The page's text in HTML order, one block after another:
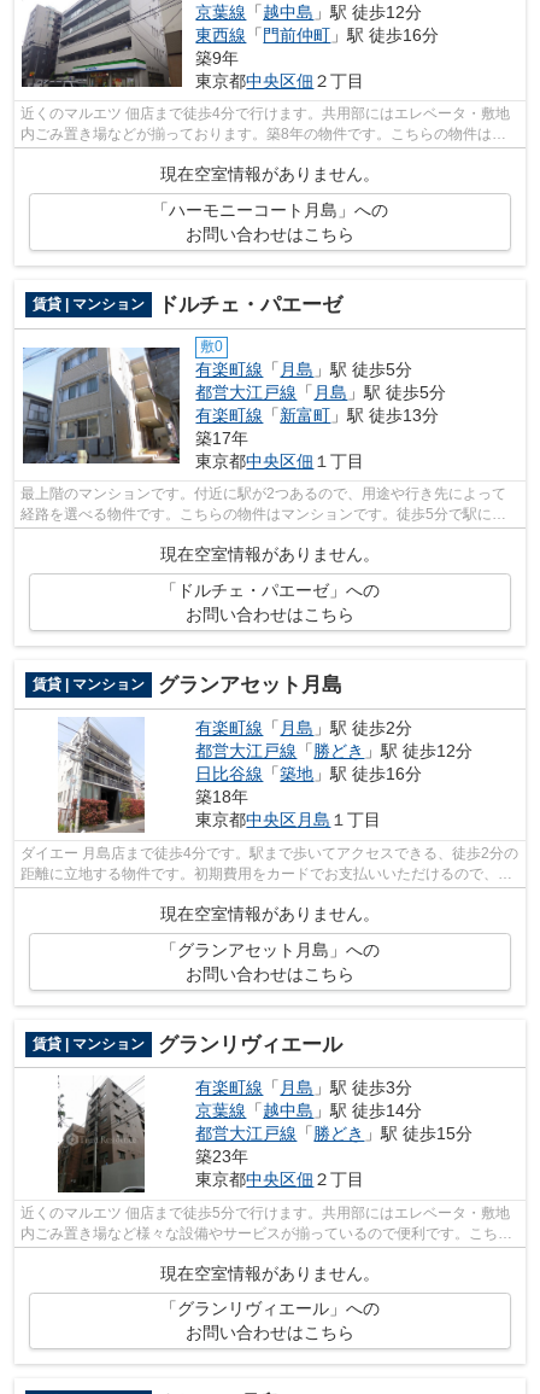
京葉線 「越中島 」駅 徒歩12分
東西線 「 門前仲町 」駅 徒歩16分
築9年
東京都中央区佃 ２丁目
近くのマルエツ 佃店まで徒歩4分で行けます。共用部にはエレベータ・敷地
内ごみ置き場などが揃っております。築8年の物件です。こちらの物件はマ
現在空室情報がありません。
「ハーモニーコート月島」への
お問い合わせはこちら
賃貸 | マンション ドルチェ・パエーゼ
敷0
有楽町線 「 月島 」駅 徒歩5分
都営大江戸線 「 月島 」駅 徒歩5分
有楽町線 「新富町 」駅 徒歩13分
築17年
東京都中央区佃 １丁目
最上階のマンションです。付近に駅が2つあるので、用途や行き先によって
経路を選べる物件です。こちらの物件はマンションです。徒歩5分で駅にア
現在空室情報がありません。
「ドルチェ・パエーゼ」への
お問い合わせはこちら
賃貸 | マンション グランアセット月島
有楽町線 「 月島 」駅 徒歩2分
都営大江戸線 「勝どき 」駅 徒歩12分
日比谷線 「築地 」駅 徒歩16分
築18年
東京都中央区月島 １丁目
ダイエー 月島店まで徒歩4分です。駅まで歩いてアクセスできる、徒歩2分の
距離に立地する物件です。初期費用をカードでお支払いいただけるので、カ
ードで決済したい方にもおすすめです...
現在空室情報がありません。
「グランアセット月島」への
お問い合わせはこちら
賃貸 | マンション グランリヴィエール
有楽町線 「 月島 」駅 徒歩3分
京葉線 「越中島 」駅 徒歩14分
都営大江戸線 「 勝どき 」駅 徒歩15分
築23年
東京都中央区佃 ２丁目
近くのマルエツ 佃店まで徒歩5分で行けます。共用部にはエレベータ・敷地
内ごみ置き場など様々な設備やサービスが揃っているので便利です。こちら
はマンションタイプになります。お使...
現在空室情報がありません。
「グランリヴィエール」への
お問い合わせはこちら